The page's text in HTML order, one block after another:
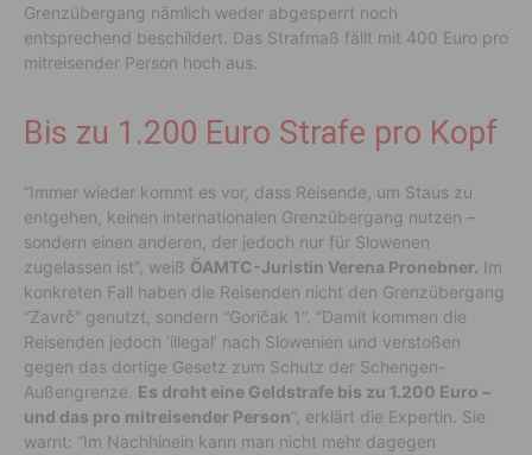
Grenzübergang nämlich weder abgesperrt noch
entsprechend beschildert. Das Strafmaß fällt mit 400 Euro pro
mitreisender Person hoch aus.
Bis zu 1.200 Euro Strafe pro Kopf
“Immer wieder kommt es vor, dass Reisende, um Staus zu
entgehen, keinen internationalen Grenzübergang nutzen –
sondern einen anderen, der jedoch nur für Slowenen
zugelassen ist”, weiß ÖAMTC-Juristin Verena Pronebner. Im
konkreten Fall haben die Reisenden nicht den Grenzübergang
“Zavrč” genutzt, sondern “Goričak 1”. “Damit kommen die
Reisenden jedoch ‘illegal’ nach Slowenien und verstoßen
gegen das dortige Gesetz zum Schutz der Schengen-
Außengrenze. Es droht eine Geldstrafe bis zu 1.200 Euro –
und das pro mitreisender Person“, erklärt die Expertin. Sie
warnt: “Im Nachhinein kann man nicht mehr dagegen